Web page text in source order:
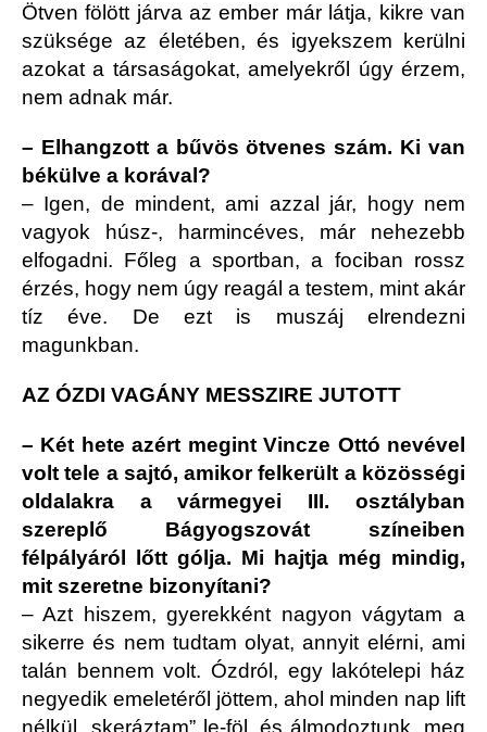
Ötven fölött járva az ember már látja, kikre van
szüksége az életében, és igyekszem kerülni
azokat a társaságokat, amelyekről úgy érzem,
nem adnak már.
– Elhangzott a bűvös ötvenes szám. Ki van
békülve a korával?
– Igen, de mindent, ami azzal jár, hogy nem
vagyok húsz-, harmincéves, már nehezebb
elfogadni. Főleg a sportban, a fociban rossz
érzés, hogy nem úgy reagál a testem, mint akár
tíz éve. De ezt is muszáj elrendezni
magunkban.
AZ ÓZDI VAGÁNY MESSZIRE JUTOTT
– Két hete azért megint Vincze Ottó nevével
volt tele a sajtó, amikor felkerült a közösségi
oldalakra a vármegyei III. osztályban
szereplő Bágyogszovát színeiben
félpályáról lőtt gólja. Mi hajtja még mindig,
mit szeretne bizonyítani?
– Azt hiszem, gyerekként nagyon vágytam a
sikerre és nem tudtam olyat, annyit elérni, ami
talán bennem volt. Ózdról, egy lakótelepi ház
negyedik emeletéről jöttem, ahol minden nap lift
nélkül „skeráztam” le-föl, és álmodoztunk, meg